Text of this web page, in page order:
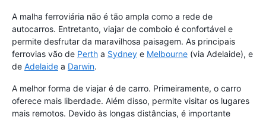
A malha ferroviária não é tão ampla como a rede de
autocarros. Entretanto, viajar de comboio é confortável e
permite desfrutar da maravilhosa paisagem. As principais
ferrovias vão de Perth a Sydney e Melbourne (via Adelaide), e
de Adelaide a Darwin.
A melhor forma de viajar é de carro. Primeiramente, o carro
oferece mais liberdade. Além disso, permite visitar os lugares
mais remotos. Devido às longas distâncias, é importante